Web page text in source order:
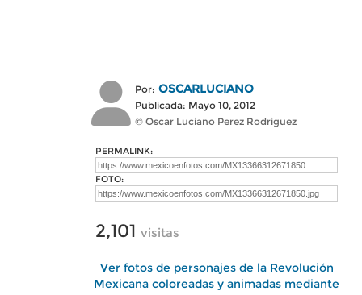
Por: OSCARLUCIANO
Publicada: Mayo 10, 2012
© Oscar Luciano Perez Rodriguez
PERMALINK:
FOTO:
2,101 visitas
Ver fotos de personajes de la Revolución
Mexicana coloreadas y animadas mediante